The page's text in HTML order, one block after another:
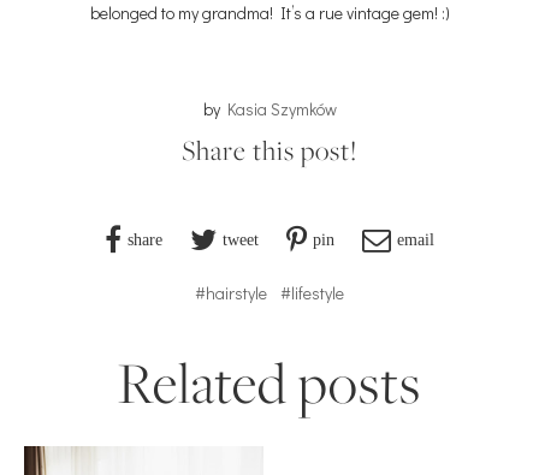
belonged to my grandma! It’s a rue vintage gem! :)
by Kasia Szymków
Share this post!
share tweet pin email
#hairstyle #lifestyle
Related posts